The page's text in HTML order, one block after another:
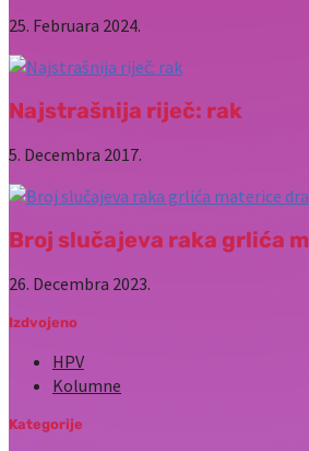
25. Februara 2024.
Najstrašnija riječ: rak
5. Decembra 2017.
Broj slučajeva raka grlića
26. Decembra 2023.
Izdvojeno
HPV
Kolumne
Kategorije